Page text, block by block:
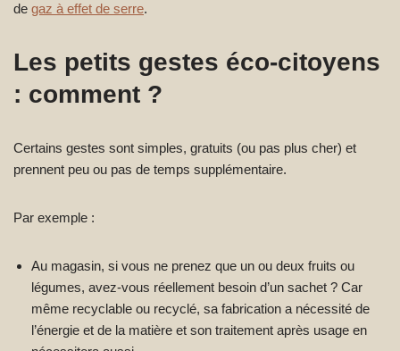
de gaz à effet de serre.
Les petits gestes éco-citoyens
: comment ?
Certains gestes sont simples, gratuits (ou pas plus cher) et
prennent peu ou pas de temps supplémentaire.
Par exemple :
Au magasin, si vous ne prenez que un ou deux fruits ou
légumes, avez-vous réellement besoin d’un sachet ? Car
même recyclable ou recyclé, sa fabrication a nécessité de
l’énergie et de la matière et son traitement après usage en